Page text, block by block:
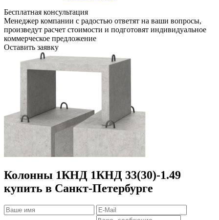
Бесплатная консультация
Менеджер компании с радостью ответят на ваши вопросы,
произведут расчет стоимости и подготовят индивидуальное
коммерческое предложение
Оставить заявку
Колонны 1КНД 1КНД 33(30)-1.49
купить в Санкт-Петербурге